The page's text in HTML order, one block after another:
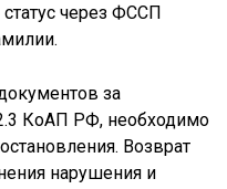
через ФССП
за
КоАП РФ, необходимо
Возврат
нарушения и